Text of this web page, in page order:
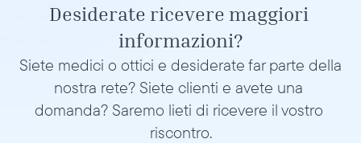
Desiderate ricevere maggiori
informazioni?
Siete medici o ottici e desiderate far parte della
nostra rete? Siete clienti e avete una
domanda? Saremo lieti di ricevere il vostro
riscontro.